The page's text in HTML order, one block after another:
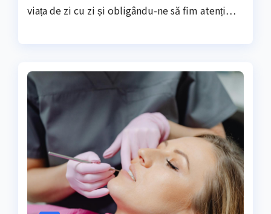
viața de zi cu zi și obligându-ne să fim atenți…